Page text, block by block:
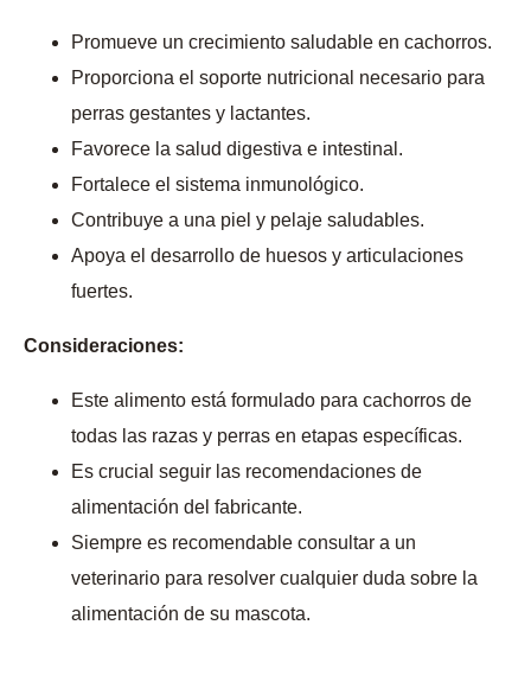
Promueve un crecimiento saludable en cachorros.
Proporciona el soporte nutricional necesario para
perras gestantes y lactantes.
Favorece la salud digestiva e intestinal.
Fortalece el sistema inmunológico.
Contribuye a una piel y pelaje saludables.
Apoya el desarrollo de huesos y articulaciones
fuertes.
Consideraciones:
Este alimento está formulado para cachorros de
todas las razas y perras en etapas específicas.
Es crucial seguir las recomendaciones de
alimentación del fabricante.
Siempre es recomendable consultar a un
veterinario para resolver cualquier duda sobre la
alimentación de su mascota.